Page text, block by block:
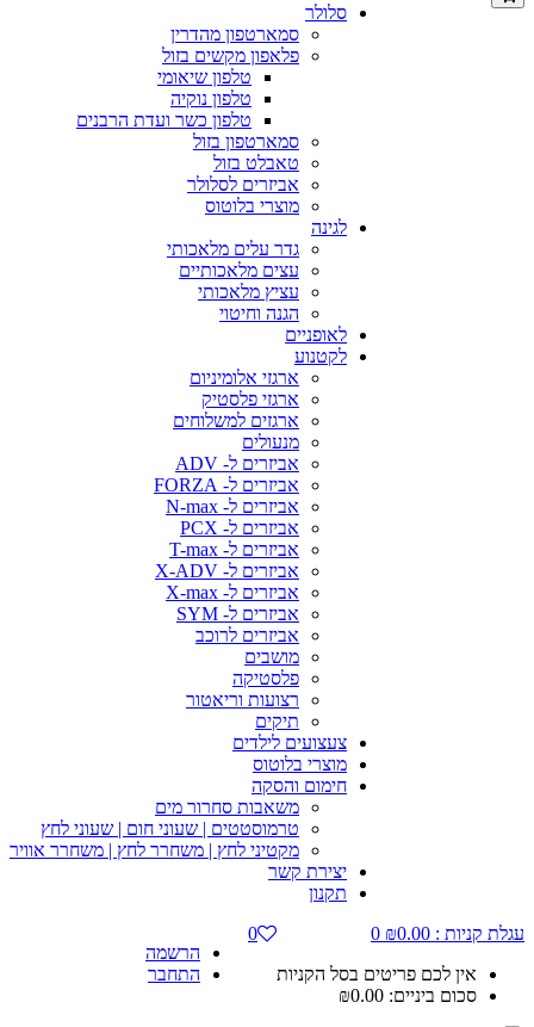
סלולר
סמארטפון מהדרין
פלאפון מקשים בזול
טלפון שיאומי
טלפון נוקיה
טלפון כשר ועדת הרבנים
סמארטפון בזול
טאבלט בזול
אביזרים לסלולר
מוצרי בלוטוס
לגינה
גדר עלים מלאכותי
עצים מלאכותיים
עציץ מלאכותי
הגנה וחיטוי
לאופניים
לקטנוע
ארגזי אלומיניום
ארגזי פלסטיק
ארגזים למשלוחים
מנעולים
אביזרים ל- ADV
אביזרים ל- FORZA
אביזרים ל- N-max
אביזרים ל- PCX
אביזרים ל- T-max
אביזרים ל- X-ADV
אביזרים ל- X-max
אביזרים ל- SYM
אביזרים לרוכב
מושבים
פלסטיקה
רצועות וריאטור
תיקים
צעצועים לילדים
מוצרי בלוטוס
חימום והסקה
משאבות סחרור מים
טרמוסטטים | שעוני חום | שעוני לחץ
מקטיני לחץ | משחרר לחץ | משחרר אוויר
יצירת קשר
תקנון
עגלת קניות :
₪0.00
0
אין לכם פריטים בסל הקניות
סכום ביניים:
₪0.00
0
הרשמה
התחבר